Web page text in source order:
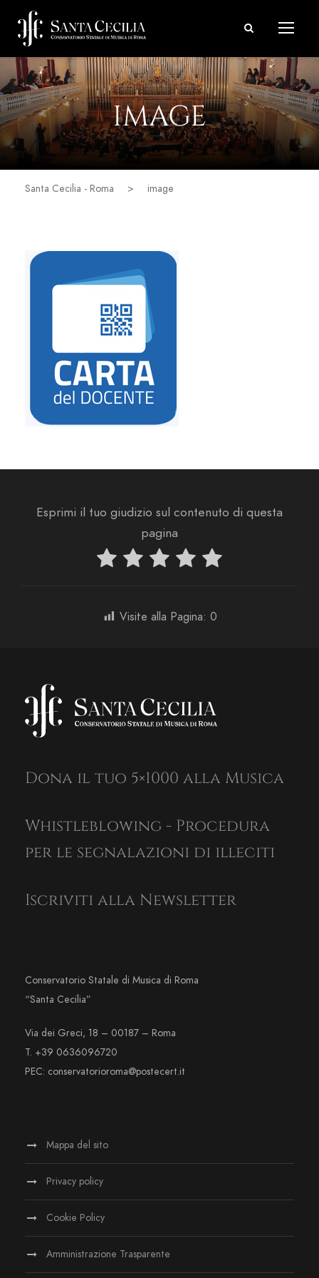
IMAGE
Santa Cecilia - Roma > image
Esprimi il tuo giudizio sul contenuto di questa
pagina
Visite alla Pagina: 0
Dona il tuo 5×1000 alla Musica
Whistleblowing - Procedura
per le segnalazioni di illeciti
Iscriviti alla Newsletter
Conservatorio Statale di Musica di Roma
“Santa Cecilia”
Via dei Greci, 18 – 00187 – Roma
T. +39 0636096720
PEC: conservatorioroma@postecert.it
Mappa del sito
Privacy policy
Cookie Policy
Amministrazione Trasparente